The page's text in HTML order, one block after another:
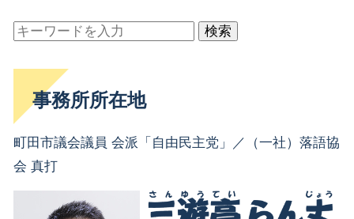
検索
事務所所在地
町田市議会議員 会派「自由民主党」／（一社）落語協
会 真打